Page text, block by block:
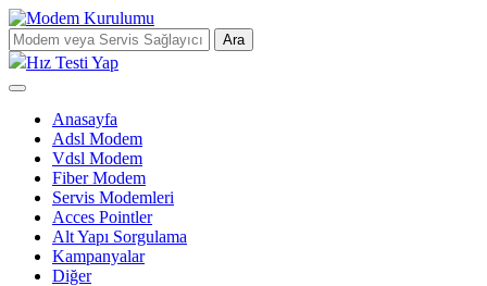
Ara
Hız Testi Yap
Anasayfa
Adsl Modem
Vdsl Modem
Fiber Modem
Servis Modemleri
Acces Pointler
Alt Yapı Sorgulama
Kampanyalar
Diğer